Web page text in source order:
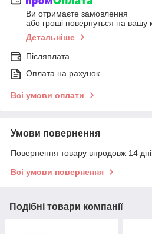
Ви отримаєте замовлення
або гроші повернуться на вашу
Детальніше
Післяплата
Оплата на рахунок
Всі умови оплати
Умови повернення
Повернення товару впродовж 14
Всі умови повернення
Подібні товари компанії